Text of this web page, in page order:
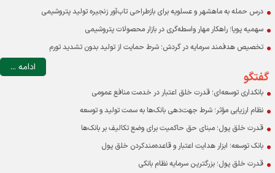
درس حمله به ماهشهر و عسلویه برای بازطراحی تاب‌آور زنجیره تولید پتروشیمی
سهمیه پویا؛ راهکار مهار واسطه‌گری در بازار محصولات پتروشیمی
تخصیص هدفمند سرمایه در گردش؛ شرط حمایت از تولید بدون تشدید تورم
ادامه ...
گفتگو
بانکداری توسعه‌ای؛ قدرت خلق اعتبار در خدمت منافع عمومی
نظام ارزیابی مؤثر؛ شرط جهت‌دهی بانک‌ها به سمت تولید و توسعه
قدرت خلق پول؛ مبنای حق حاکمیت برای وضع تکالیف بر بانک‌ها
بانک توسعه؛ ابزار هدایت اعتبار و قاعده‌مندکردن خلق پول
قدرت خلق پول؛ بزرگترین سرمایه نظام بانکی